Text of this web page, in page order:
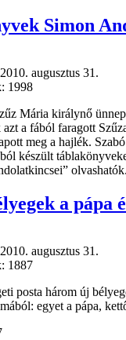
Simon
augusztus 31.
1998
Mária királynő
a fából faragott
meg a hajlék.
készült
a pápa
augusztus 31.
1887
posta három új
egyet a pápa,